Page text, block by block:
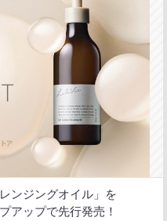
ンジングオイル」を
アップで先行発売！